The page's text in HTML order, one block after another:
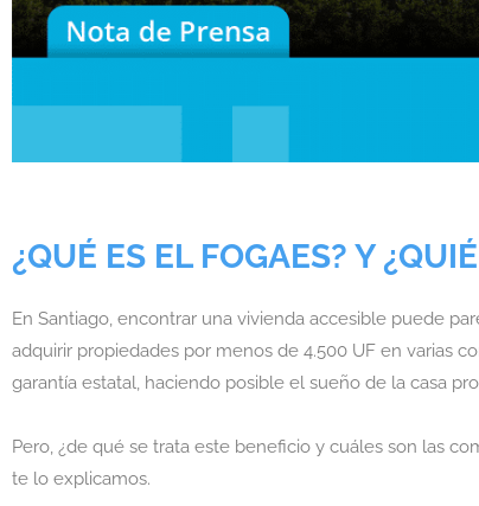
¿QUÉ ES EL FOGAES? Y
En Santiago, encontrar una vivienda accesible puede
adquirir propiedades por menos de 4.500 UF en varias
garantía estatal, haciendo posible el sueño de la casa
Pero, ¿de qué se trata este beneficio y cuáles son las
te lo explicamos.